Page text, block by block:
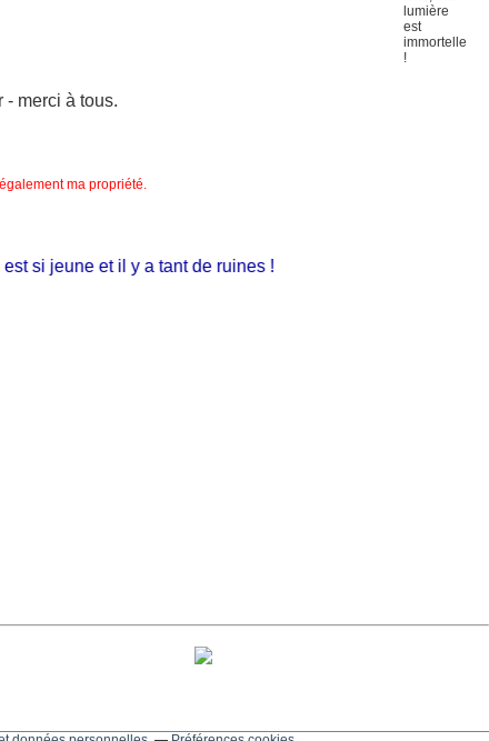
- merci à tous.
ma propriété.
si jeune et il y a tant de ruines !